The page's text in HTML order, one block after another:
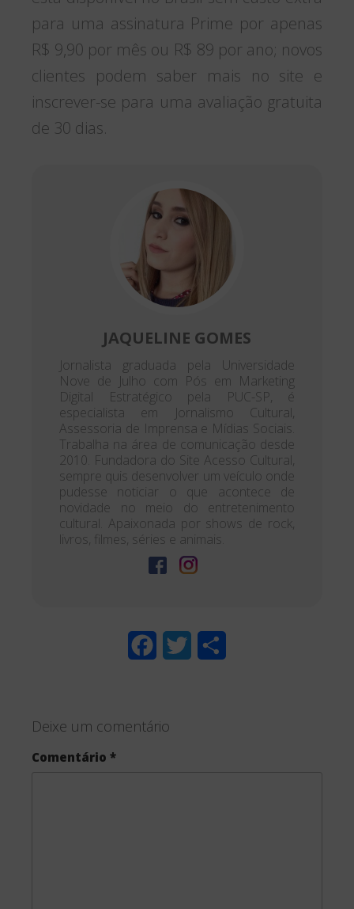
para uma assinatura Prime por apenas
R$ 9,90 por mês ou R$ 89 por ano; novos
clientes podem saber mais no site e
inscrever-se para uma avaliação gratuita
de 30 dias.
JAQUELINE GOMES
Jornalista graduada pela Universidade
Nove de Julho com Pós em Marketing
Digital Estratégico pela PUC-SP, é
especialista em Jornalismo Cultural,
Assessoria de Imprensa e Mídias Sociais.
Trabalha na área de comunicação desde
2010. Fundadora do Site Acesso Cultural,
sempre quis desenvolver um veículo onde
pudesse noticiar o que acontece de
novidade no meio do entretenimento
cultural. Apaixonada por shows de rock,
livros, filmes, séries e animais.
e
Deixe um comentário
Comentário *